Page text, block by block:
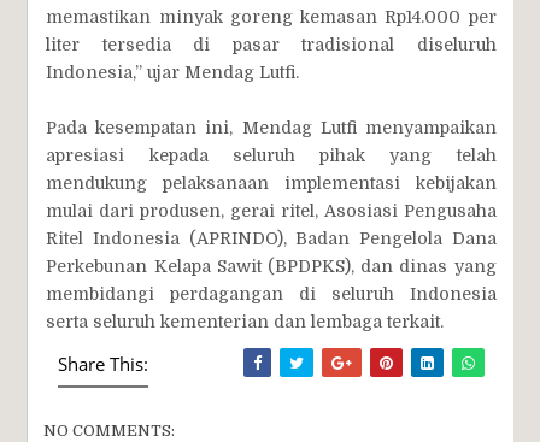
memastikan minyak goreng kemasan Rp14.000 per
liter tersedia di pasar tradisional diseluruh
Indonesia,” ujar Mendag Lutfi.
Pada kesempatan ini, Mendag Lutfi menyampaikan
apresiasi kepada seluruh pihak yang telah
mendukung pelaksanaan implementasi kebijakan
mulai dari produsen, gerai ritel, Asosiasi Pengusaha
Ritel Indonesia (APRINDO), Badan Pengelola Dana
Perkebunan Kelapa Sawit (BPDPKS), dan dinas yang
membidangi perdagangan di seluruh Indonesia
serta seluruh kementerian dan lembaga terkait.
Share This:
NO COMMENTS: